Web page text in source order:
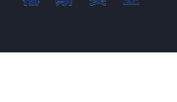
remplacent l'acier au carbone,
FORE PP Feuille pour Réservoirs